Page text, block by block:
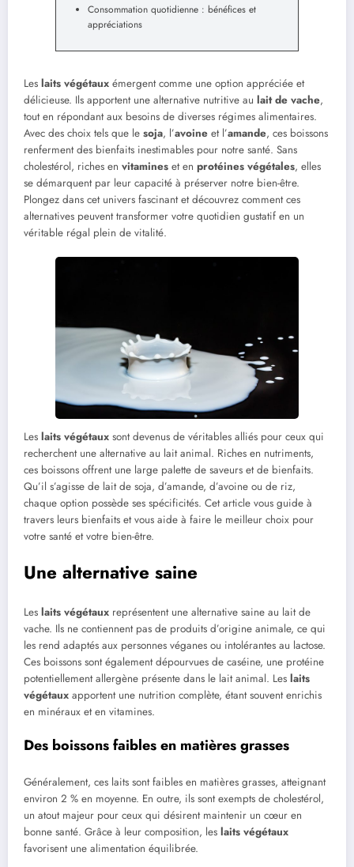
Consommation quotidienne : bénéfices et
appréciations
Les laits végétaux émergent comme une option appréciée et
délicieuse. Ils apportent une alternative nutritive au lait de vache,
tout en répondant aux besoins de diverses régimes alimentaires.
Avec des choix tels que le soja, l’avoine et l’amande, ces boissons
renferment des bienfaits inestimables pour notre santé. Sans
cholestérol, riches en vitamines et en protéines végétales, elles
se démarquent par leur capacité à préserver notre bien-être.
Plongez dans cet univers fascinant et découvrez comment ces
alternatives peuvent transformer votre quotidien gustatif en un
véritable régal plein de vitalité.
Les laits végétaux sont devenus de véritables alliés pour ceux qui
recherchent une alternative au lait animal. Riches en nutriments,
ces boissons offrent une large palette de saveurs et de bienfaits.
Qu’il s’agisse de lait de soja, d’amande, d’avoine ou de riz,
chaque option possède ses spécificités. Cet article vous guide à
travers leurs bienfaits et vous aide à faire le meilleur choix pour
votre santé et votre bien-être.
Une alternative saine
Les laits végétaux représentent une alternative saine au lait de
vache. Ils ne contiennent pas de produits d’origine animale, ce qui
les rend adaptés aux personnes véganes ou intolérantes au lactose.
Ces boissons sont également dépourvues de caséine, une protéine
potentiellement allergène présente dans le lait animal. Les laits
végétaux apportent une nutrition complète, étant souvent enrichis
en minéraux et en vitamines.
Des boissons faibles en matières grasses
Généralement, ces laits sont faibles en matières grasses, atteignant
environ 2 % en moyenne. En outre, ils sont exempts de cholestérol,
un atout majeur pour ceux qui désirent maintenir un cœur en
bonne santé. Grâce à leur composition, les laits végétaux
favorisent une alimentation équilibrée.